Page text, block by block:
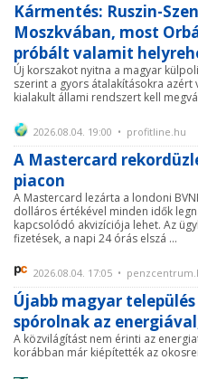
Kármentés: Ruszin-
Moszkvában, most
próbált valamit
Új korszakot nyitna a magyar
szerint a gyors átalakításokra azért
kialakult állami rendszert kell
2026.08.04. 19:00 • profitline.hu
A Mastercard
piacon
A Mastercard lezárta a londoni
dolláros értékével minden idők
kapcsolódó akvizíciója lehet. Az
fizetések, a napi 24 órás elszá ...
2026.08.04. 17:05 •
Újabb magyar
spórolnak az
A közvilágítást nem érinti az
korábban már kiépítették az